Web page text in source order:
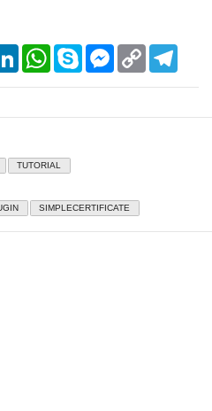
LinkedInWhatsApp
SkypeMessenger
Copy
Link
TUTORIAL
SIMPLECERTIFICATE